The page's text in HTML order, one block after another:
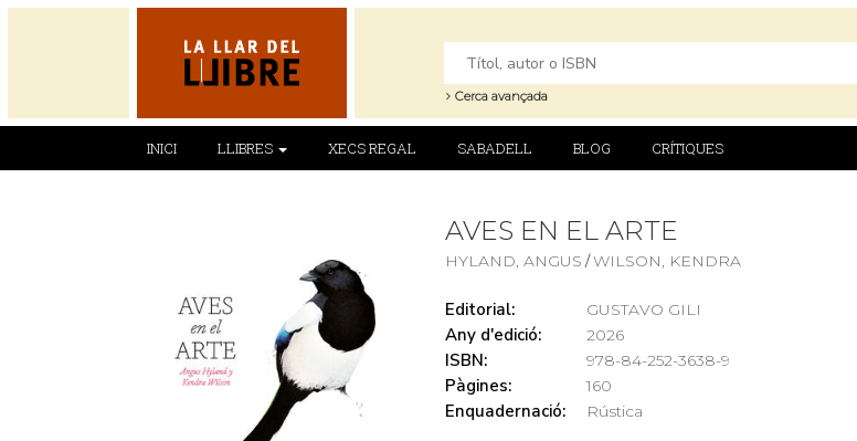
Cerca avançada
INICI LLIBRES XECS REGAL SABADELL BLOG CRÍTIQUES
AVES EN EL ARTE
HYLAND, ANGUS /WILSON, KENDRA
Editorial: GUSTAVO GILI
Any d'edició: 2026
ISBN: 978-84-252-3638-9
Pàgines: 160
Enquadernació: Rústica